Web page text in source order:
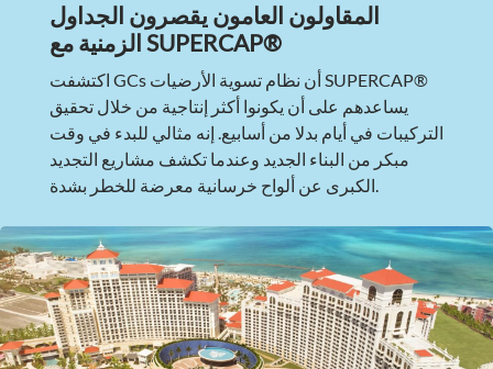
المقاولون العامون يقصرون الجداول
الزمنية مع SUPERCAP®
اكتشفت GCs أن نظام تسوية الأرضيات SUPERCAP®
يساعدهم على أن يكونوا أكثر إنتاجية من خلال تحقيق
التركيبات في أيام بدلا من أسابيع. إنه مثالي للبدء في وقت
مبكر من البناء الجديد وعندما تكشف مشاريع التجديد
الكبرى عن ألواح خرسانية معرضة للخطر بشدة.